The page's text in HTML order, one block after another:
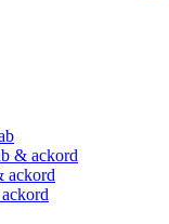
& ackord
ackord